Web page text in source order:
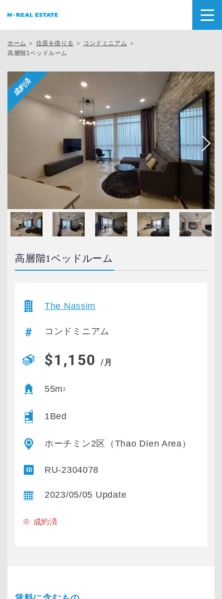
ホーム ＞ 住居を借りる ＞ コンドミニアム ＞
高層階1ベッドルーム
高層階1ベッドルーム
The Nassim
コンドミニアム
$1,150 /月
55m2
1Bed
ホーチミン2区（Thao Dien Area）
RU-2304078
2023/05/05 Update
※ 成約済